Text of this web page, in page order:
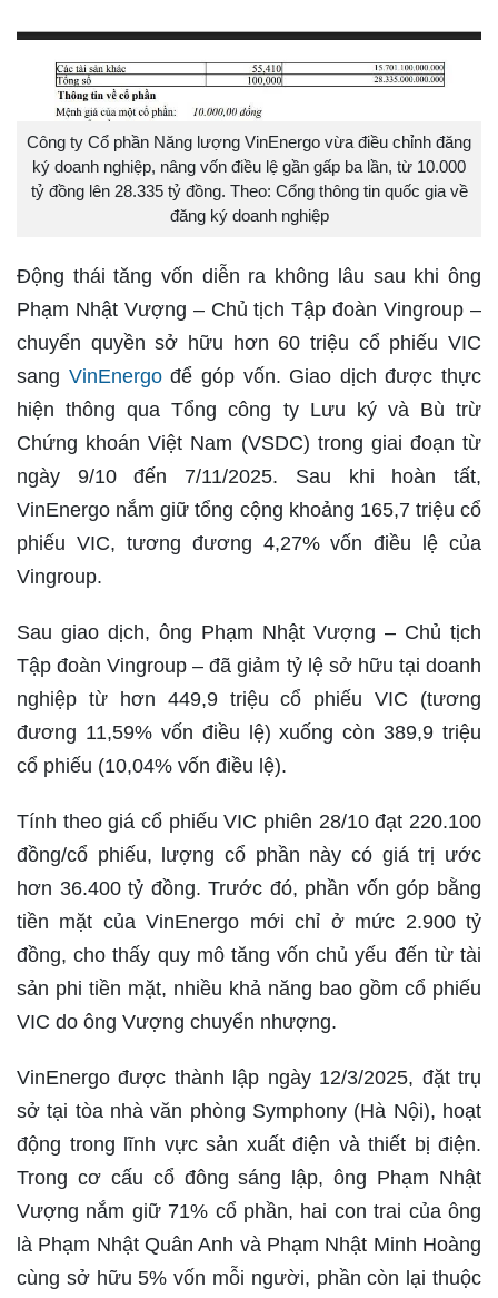
Công ty Cổ phần Năng lượng VinEnergo vừa điều chỉnh đăng
ký doanh nghiệp, nâng vốn điều lệ gần gấp ba lần, từ 10.000
tỷ đồng lên 28.335 tỷ đồng. Theo: Cổng thông tin quốc gia về
đăng ký doanh nghiệp
Động thái tăng vốn diễn ra không lâu sau khi ông
Phạm Nhật Vượng – Chủ tịch Tập đoàn Vingroup –
chuyển quyền sở hữu hơn 60 triệu cổ phiếu VIC
sang VinEnergođể góp vốn. Giao dịch được thực
hiện thông qua Tổng công ty Lưu ký và Bù trừ
Chứng khoán Việt Nam (VSDC) trong giai đoạn từ
ngày 9/10 đến 7/11/2025. Sau khi hoàn tất,
VinEnergo nắm giữ tổng cộng khoảng 165,7 triệu cổ
phiếu VIC, tương đương 4,27% vốn điều lệ của
Vingroup.
Sau giao dịch, ông Phạm Nhật Vượng – Chủ tịch
Tập đoàn Vingroup – đã giảm tỷ lệ sở hữu tại doanh
nghiệp từ hơn 449,9 triệu cổ phiếu VIC (tương
đương 11,59% vốn điều lệ) xuống còn 389,9 triệu
cổ phiếu (10,04% vốn điều lệ).
Tính theo giá cổ phiếu VIC phiên 28/10 đạt 220.100
đồng/cổ phiếu, lượng cổ phần này có giá trị ước
hơn 36.400 tỷ đồng. Trước đó, phần vốn góp bằng
tiền mặt của VinEnergo mới chỉ ở mức 2.900 tỷ
đồng, cho thấy quy mô tăng vốn chủ yếu đến từ tài
sản phi tiền mặt, nhiều khả năng bao gồm cổ phiếu
VIC do ông Vượng chuyển nhượng.
VinEnergo được thành lập ngày 12/3/2025, đặt trụ
sở tại tòa nhà văn phòng Symphony (Hà Nội), hoạt
động trong lĩnh vực sản xuất điện và thiết bị điện.
Trong cơ cấu cổ đông sáng lập, ông Phạm Nhật
Vượng nắm giữ 71% cổ phần, hai con trai của ông
là Phạm Nhật Quân Anh và Phạm Nhật Minh Hoàng
cùng sở hữu 5% vốn mỗi người, phần còn lại thuộc